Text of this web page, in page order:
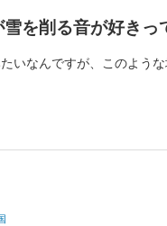
を削る音が好きっ
いなんですが、このよう